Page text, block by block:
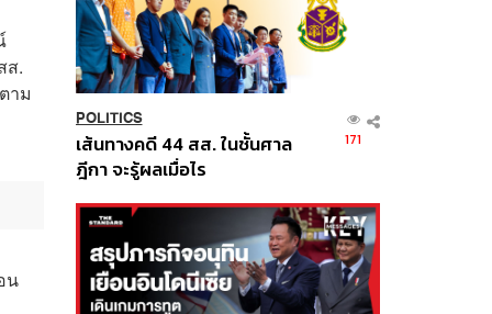
ส.
าม
น
POLITICS
เส้นทางคดี 44 สส. ในชั้นศาล
ฎีกา จะรู้ผลเมื่อไร
171